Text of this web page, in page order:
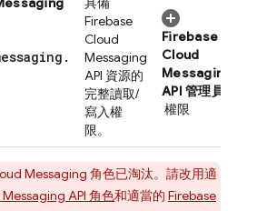
.
Firebase
Cloud
Messaging
API 資源的
完整讀取/
寫入權
限。
Firebase
Cloud
Messaging
API 管理員
權限
Messaging 角色已淘汰。請改用適
API 角色和適當的 Firebase